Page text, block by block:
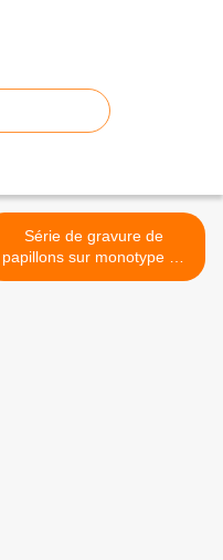
Série de gravure de
papillons sur monotype de
plantes >